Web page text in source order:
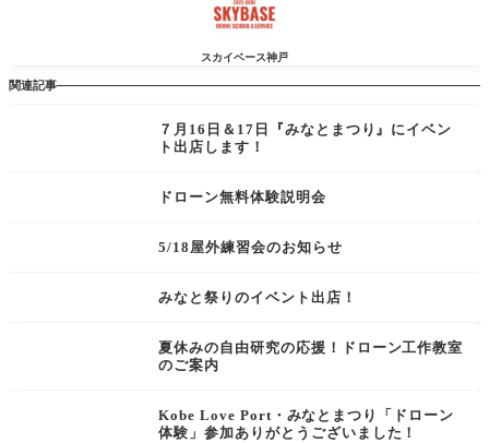
スカイベース神戸
関連記事
７月16日＆17日『みなとまつり』にイベン
ト出店します！
ドローン無料体験説明会
5/18屋外練習会のお知らせ
みなと祭りのイベント出店！
夏休みの自由研究の応援！ドローン工作教室
のご案内
Kobe Love Port・みなとまつり「ドローン
体験」参加ありがとうございました！